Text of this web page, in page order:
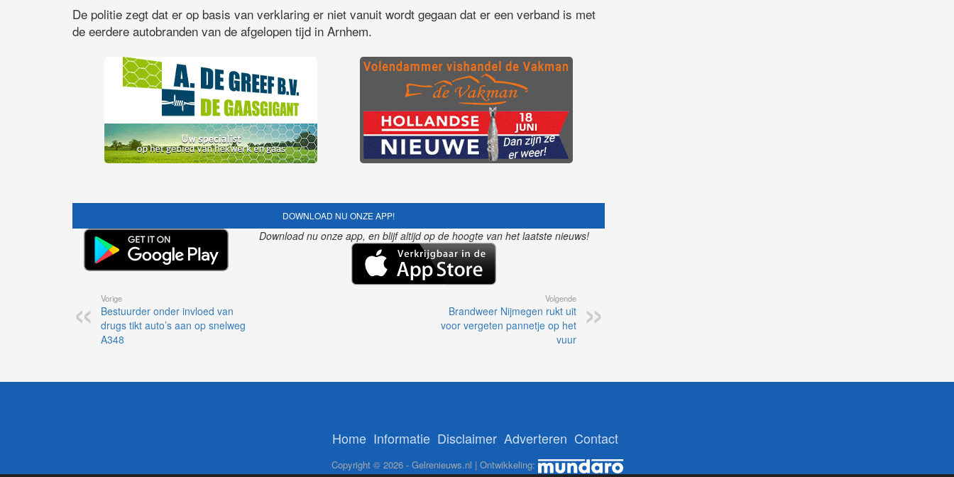
De politie zegt dat er op basis van verklaring er niet vanuit wordt gegaan dat er een verband is met
de eerdere autobranden van de afgelopen tijd in Arnhem.
DOWNLOAD NU ONZE APP!
Download nu onze app, en blijf altijd op de hoogte van het laatste nieuws!
Vorige
Bestuurder onder invloed van
drugs tikt auto’s aan op snelweg
A348
Volgende
Brandweer Nijmegen rukt uit
voor vergeten pannetje op het
vuur
Home Informatie Disclaimer Adverteren Contact
Copyright © 2026 - Gelrenieuws.nl | Ontwikkeling: